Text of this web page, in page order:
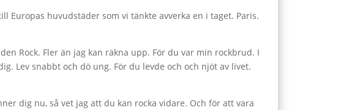
Europas huvudstäder som vi tänkte avverka en i taget. Paris.
Rock. Fler än jag kan räkna upp. För du var min rockbrud. I
Lev snabbt och dö ung. För du levde och och njöt av livet.
dig nu, så vet jag att du kan rocka vidare. Och för att vara